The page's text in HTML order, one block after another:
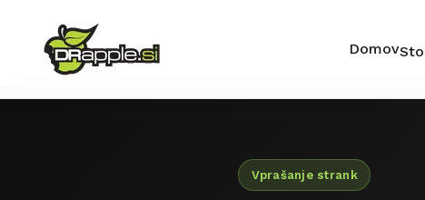
Domov
Vprašanje strank